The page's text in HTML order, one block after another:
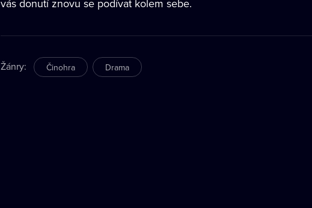
vás donutí znovu se podívat kolem sebe.
Žánry: Činohra Drama